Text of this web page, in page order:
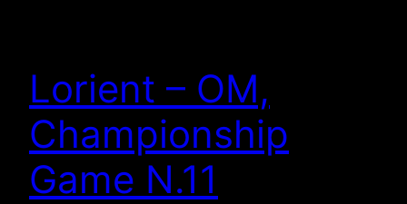
Lorient – OM,
Championship
Game N.11